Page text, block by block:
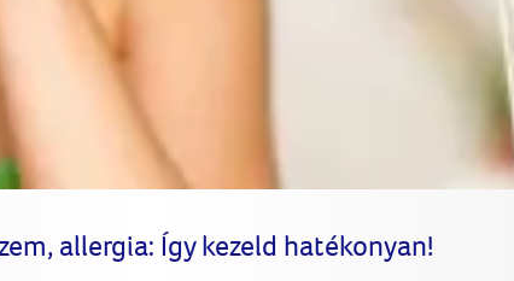
allergia: Így kezeld hatékonyan!